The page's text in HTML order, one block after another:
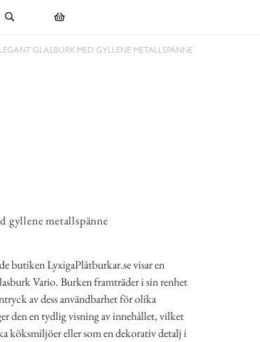
GLASBURK MED GYLLENE METALLSPÄNNE
gyllene metallspänne
butiken LyxigaPlåtburkar.se visar en
Vario. Burken framträder i sin renhet
av dess användbarhet för olika
den en tydlig visning av innehållet, vilket
köksmiljöer eller som en dekorativ detalj i